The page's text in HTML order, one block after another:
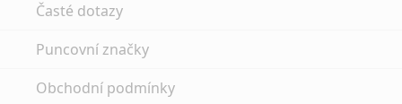
Časté dotazy
Puncovní značky
Obchodní podmínky